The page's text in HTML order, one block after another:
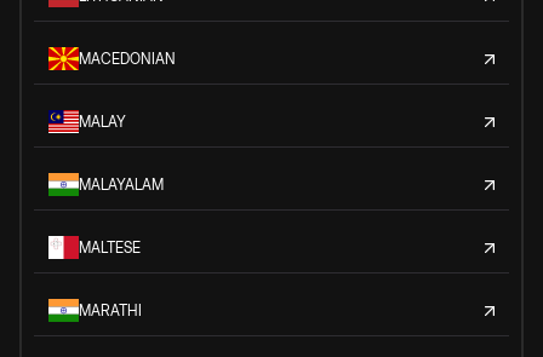
MACEDONIAN
MALAY
MALAYALAM
MALTESE
MARATHI